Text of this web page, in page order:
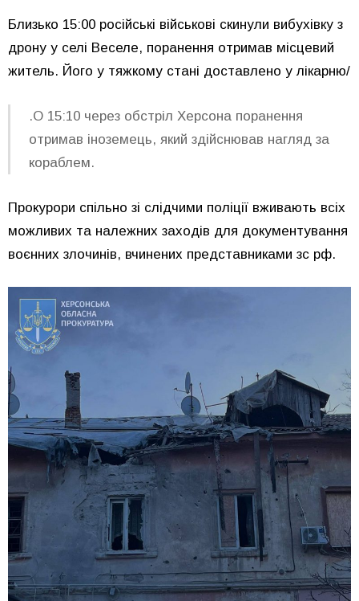
Близько 15:00 російські військові скинули вибухівку з
дрону у селі Веселе, поранення отримав місцевий
житель. Його у тяжкому стані доставлено у лікарню/
.О 15:10 через обстріл Херсона поранення
отримав іноземець, який здійснював нагляд за
кораблем.
Прокурори спільно зі слідчими поліції вживають всіх
можливих та належних заходів для документування
воєнних злочинів, вчинених представниками зс рф.